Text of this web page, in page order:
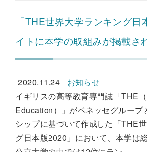
「THE世界大学ランキング日
イトに本学の取組みが掲載さ
2020.11.24
お知らせ
イギリスの高等教育専門誌「THE
Education）」がベネッセグループ
シップに基づいて作成した「THE
グ日本版2020」において、本学は